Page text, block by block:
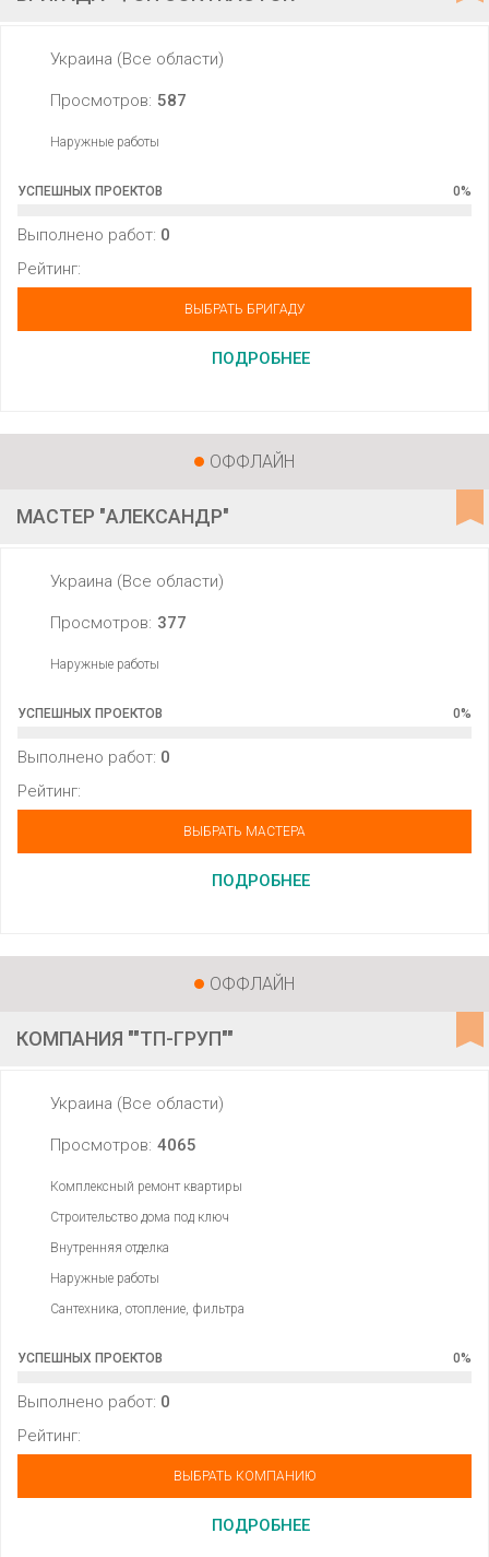
Украина (Все области)
Просмотров: 587
Наружные работы
УСПЕШНЫХ ПРОЕКТОВ 0%
Выполнено работ: 0
Рейтинг:
ВЫБРАТЬ БРИГАДУ
ПОДРОБНЕЕ
ОФФЛАЙН
МАСТЕР "АЛЕКСАНДР"
Украина (Все области)
Просмотров: 377
Наружные работы
УСПЕШНЫХ ПРОЕКТОВ 0%
Выполнено работ: 0
Рейтинг:
ВЫБРАТЬ МАСТЕРА
ПОДРОБНЕЕ
ОФФЛАЙН
КОМПАНИЯ ""ТП-ГРУП""
Украина (Все области)
Просмотров: 4065
Комплексный ремонт квартиры
Строительство дома под ключ
Внутренняя отделка
Наружные работы
Сантехника, отопление, фильтра
УСПЕШНЫХ ПРОЕКТОВ 0%
Выполнено работ: 0
Рейтинг:
ВЫБРАТЬ КОМПАНИЮ
ПОДРОБНЕЕ